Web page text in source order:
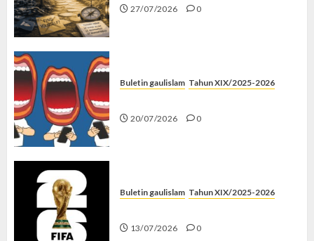
27/07/2026 0
Buletin gaulislam Tahun XIX/2025-2026
20/07/2026 0
Buletin gaulislam Tahun XIX/2025-2026
13/07/2026 0